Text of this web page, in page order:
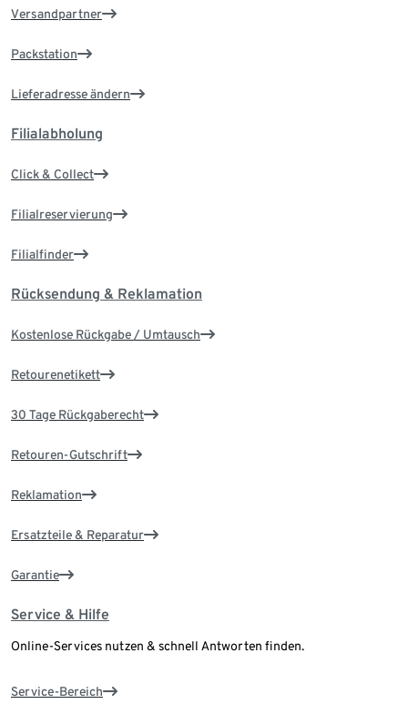
Versandpartner
Packstation
Lieferadresse ändern
Filialabholung
Click & Collect
Filialreservierung
Filialfinder
Rücksendung & Reklamation
Kostenlose Rückgabe / Umtausch
Retourenetikett
30 Tage Rückgaberecht
Retouren-Gutschrift
Reklamation
Ersatzteile & Reparatur
Garantie
Service & Hilfe
Online-Services nutzen & schnell Antworten finden.
Service-Bereich